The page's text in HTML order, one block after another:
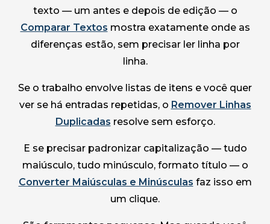
texto — um antes e depois de edição — o
Comparar Textos mostra exatamente onde as
diferenças estão, sem precisar ler linha por
linha.
Se o trabalho envolve listas de itens e você quer
ver se há entradas repetidas, o Remover Linhas
Duplicadas resolve sem esforço.
E se precisar padronizar capitalização — tudo
maiúsculo, tudo minúsculo, formato título — o
Converter Maiúsculas e Minúsculas faz isso em
um clique.